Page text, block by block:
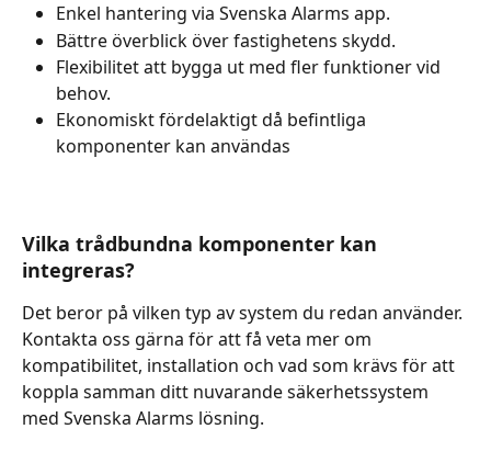
Enkel hantering via Svenska Alarms app.
Bättre överblick över fastighetens skydd.
Flexibilitet att bygga ut med fler funktioner vid
behov.
Ekonomiskt fördelaktigt då befintliga
komponenter kan användas
Vilka trådbundna komponenter kan
integreras?
Det beror på vilken typ av system du redan använder.
Kontakta oss gärna för att få veta mer om
kompatibilitet, installation och vad som krävs för att
koppla samman ditt nuvarande säkerhetssystem
med Svenska Alarms lösning.